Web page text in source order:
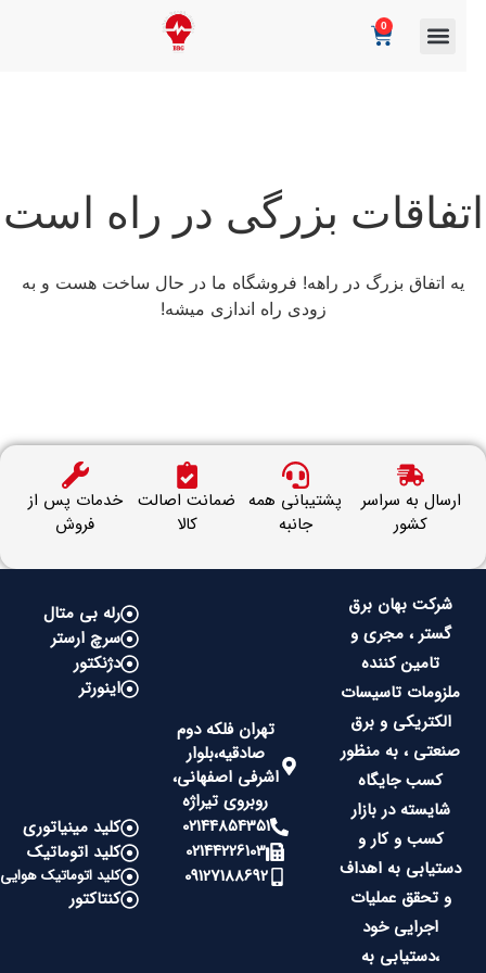
بزرگی در راه است
یه اتفاق بزرگ در راهه! فروشگاه ما در حال ساخت هست و به
زودی راه اندازی میشه!
ارسال به سراسر
کشور
پشتیبانی همه
جانبه
ضمانت اصالت
کالا
خدمات پس از
فروش
شرکت بهان برق
گستر ، مجری و
تامین کننده
ملزومات تاسیسات
الکتریکی و برق
صنعتی ، به منظور
کسب جایگاه
شایسته در بازار
کسب و کار و
دستیابی به اهداف
و تحقق عملیات
اجرایی خود
،دستیابی به
تهران فلکه دوم
صادقیه،بلوار
اشرفی اصفهانی،
روبروی تیراژه
02144854351
02144226103
09127188692
رله بی متال
سرچ ارستر
دژنکتور
اینورتر
کلید مینیاتوری
کلید اتوماتیک
کلید اتوماتیک هوایی
کنتاکتور